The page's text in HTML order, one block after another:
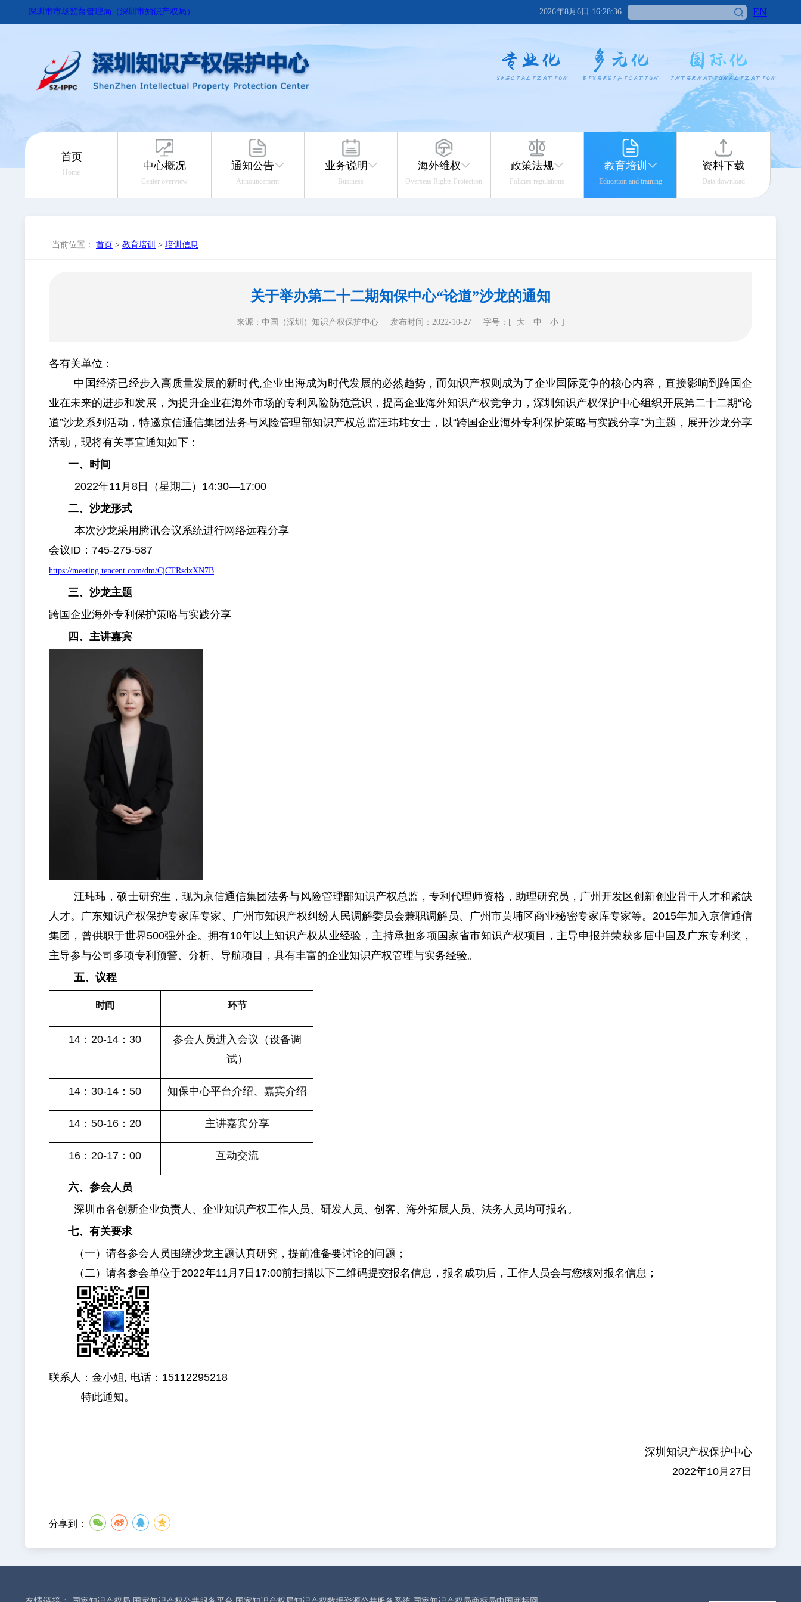
深圳市市场监督管理局（深圳市知识产权局） 2026年8月6日 16:28:36 EN
首页
Home
中心概况
Center overview
通知公告
Announcement
业务说明
Business
海外维权
Overseas Rights Protection
政策法规
Policies regulations
教育培训
Education and training
资料下载
Data download
当前位置： 首页 > 教育培训 > 培训信息
关于举办第二十二期知保中心“论道”沙龙的通知
来源：中国（深圳）知识产权保护中心 发布时间：2022-10-27 字号：[ 大 中 小 ]
各有关单位：
中国经济已经步入高质量发展的新时代,企业出海成为时代发展的必然趋势，而知识产权则成为了企业国际竞争的核心内容，直接影响到跨国企
业在未来的进步和发展，为提升企业在海外市场的专利风险防范意识，提高企业海外知识产权竞争力，深圳知识产权保护中心组织开展第二十二期“论
道”沙龙系列活动，特邀京信通信集团法务与风险管理部知识产权总监汪玮玮女士，以“跨国企业海外专利保护策略与实践分享”为主题，展开沙龙分享
活动，现将有关事宜通知如下：
一、时间
2022年11月8日（星期二）14:30—17:00
二、沙龙形式
本次沙龙采用腾讯会议系统进行网络远程分享
会议ID：745-275-587
https://meeting.tencent.com/dm/CjCTRsdxXN7B
三、沙龙主题
跨国企业海外专利保护策略与实践分享
四、主讲嘉宾
汪玮玮，硕士研究生，现为京信通信集团法务与风险管理部知识产权总监，专利代理师资格，助理研究员，广州开发区创新创业骨干人才和紧缺
人才。广东知识产权保护专家库专家、广州市知识产权纠纷人民调解委员会兼职调解员、广州市黄埔区商业秘密专家库专家等。2015年加入京信通信
集团，曾供职于世界500强外企。拥有10年以上知识产权从业经验，主持承担多项国家省市知识产权项目，主导申报并荣获多届中国及广东专利奖，
主导参与公司多项专利预警、分析、导航项目，具有丰富的企业知识产权管理与实务经验。
五、议程
时间 环节
14 ：20-14：30
参会人员进入会议（设备调
试）
14 ：30-14：50 知保中心平台介绍、嘉宾介绍
14 ：50-16：20 主讲嘉宾分享
16 ：20-17：00 互动交流
六、参会人员
深圳市各创新企业负责人、企业知识产权工作人员、研发人员、创客、海外拓展人员、法务人员均可报名。
七、有关要求
（一）请各参会人员围绕沙龙主题认真研究，提前准备要讨论的问题；
（二）请各参会单位于2022年11月7日17:00前扫描以下二维码提交报名信息，报名成功后，工作人员会与您核对报名信息；
联系人：金小姐, 电话：15112295218
特此通知。
深圳知识产权保护中心
2022年10月27日
分享到：